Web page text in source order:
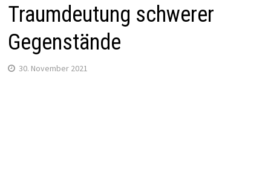
Traumdeutung schwerer
Gegenstände
30. November 2021